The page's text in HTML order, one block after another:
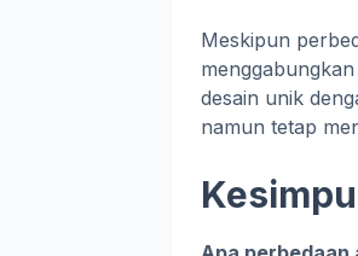
Meskipun
desain unik
namun tetap